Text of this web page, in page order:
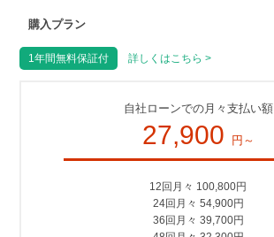
購入プラン
1年間無料保証付 詳しくはこちら >
自社ローンでの月々支払い額
27,900 円～
12回月々 100,800円
24回月々 54,900円
36回月々 39,700円